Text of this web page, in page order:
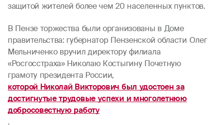
защитой жителей более чем 20 населенных пунктов.
В Пензе торжества были организованы в Доме
правительства: губернатор Пензенской области Олег
Мельниченко вручил директору филиала
«Росгосстраха» Николаю Костыгину Почетную
грамоту президента России,
которой Николай Викторович был удостоен за
достигнутые трудовые успехи и многолетнюю
добросовестную работу
.